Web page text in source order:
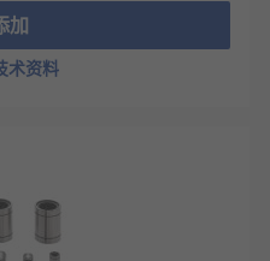
加
术资料